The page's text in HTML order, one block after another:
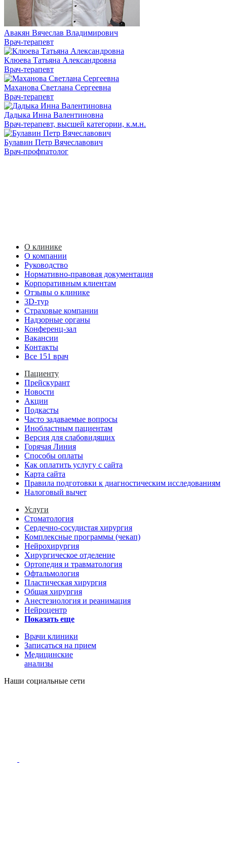
Авакян Вячеслав Владимирович
Врач-терапевт
Клюева Татьяна Александровна
Врач-терапевт
Маханова Светлана Сергеевна
Врач-терапевт
Дадыка Инна Валентиновна
Врач-терапевт, высшей категории, к.м.н.
Булавин Петр Вячеславович
Врач-профпатолог
О клинике
О компании
Руководство
Нормативно-правовая документация
Корпоративным клиентам
Отзывы о клинике
3D-тур
Страховые компании
Надзорные органы
Конференц-зал
Вакансии
Контакты
Все 151 врач
Пациенту
Прейскурант
Новости
Акции
Подкасты
Часто задаваемые вопросы
Инобластным пациентам
Версия для слабовидящих
Горячая Линия
Способы оплаты
Как оплатить услугу с сайта
Карта сайта
Правила подготовки к диагностическим исследованиям
Налоговый вычет
Услуги
Стоматология
Сердечно-сосудистая хирургия
Комплексные программы (чекап)
Нейрохирургия
Хирургическое отделение
Ортопедия и травматология
Офтальмология
Пластическая хирургия
Общая хирургия
Анестезиология и реанимация
Нейроцентр
Показать еще
Врачи клиники
Записаться на прием
Медицинские
анализы
Наши социальные сети